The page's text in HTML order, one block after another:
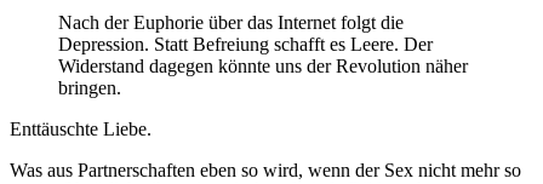
Nach der Euphorie über das Internet folgt die
Depression. Statt Befreiung schafft es Leere. Der
Widerstand dagegen könnte uns der Revolution näher
bringen.
Enttäuschte Liebe.
Was aus Partnerschaften eben so wird, wenn der Sex nicht mehr so